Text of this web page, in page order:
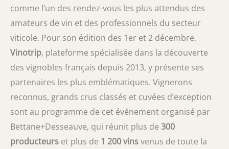
comme l’un des rendez-vous les plus attendus des
amateurs de vin et des professionnels du secteur
viticole. Pour son édition des 1er et 2 décembre,
Vinotrip, plateforme spécialisée dans la découverte
des vignobles français depuis 2013, y présente ses
partenaires les plus emblématiques. Vignerons
reconnus, grands crus classés et cuvées d’exception
sont au programme de cet événement organisé par
Bettane+Desseauve, qui réunit plus de 300
producteurs et plus de 1 200 vinsvenus de toute la